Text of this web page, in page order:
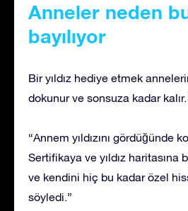
Anneler neden
bayılıyor
Bir yıldız hediye etmek
dokunur ve sonsuza kadar
“Annem yıldızını gördüğünde
Sertifikaya ve yıldız haritasına
ve kendini hiç bu kadar özel
söyledi.”